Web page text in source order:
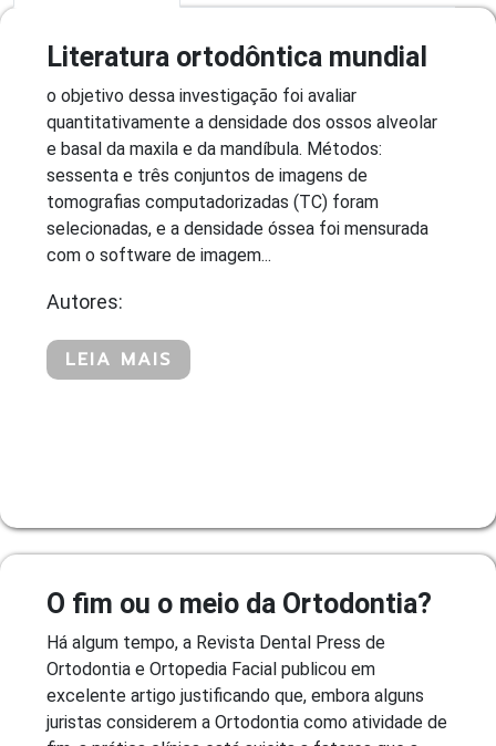
Literatura ortodôntica mundial
o objetivo dessa investigação foi avaliar
quantitativamente a densidade dos ossos alveolar
e basal da maxila e da mandíbula. Métodos:
sessenta e três conjuntos de imagens de
tomografias computadorizadas (TC) foram
selecionadas, e a densidade óssea foi mensurada
com o software de imagem...
Autores:
LEIA MAIS
O fim ou o meio da Ortodontia?
Há algum tempo, a Revista Dental Press de
Ortodontia e Ortopedia Facial publicou em
excelente artigo justificando que, embora alguns
juristas considerem a Ortodontia como atividade de